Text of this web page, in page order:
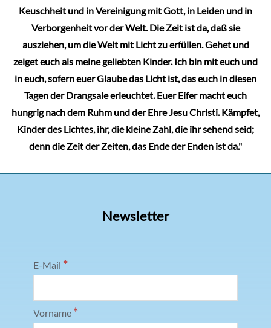
Keuschheit und in Vereinigung mit Gott, in Leiden und in
Verborgenheit vor der Welt. Die Zeit ist da, daß sie
ausziehen, um die Welt mit Licht zu erfüllen. Gehet und
zeiget euch als meine geliebten Kinder. Ich bin mit euch und
in euch, sofern euer Glaube das Licht ist, das euch in diesen
Tagen der Drangsale erleuchtet. Euer Eifer macht euch
hungrig nach dem Ruhm und der Ehre Jesu Christi. Kämpfet,
Kinder des Lichtes, ihr, die kleine Zahl, die ihr sehend seid;
denn die Zeit der Zeiten, das Ende der Enden ist da."
Newsletter
E-Mail *
Vorname *